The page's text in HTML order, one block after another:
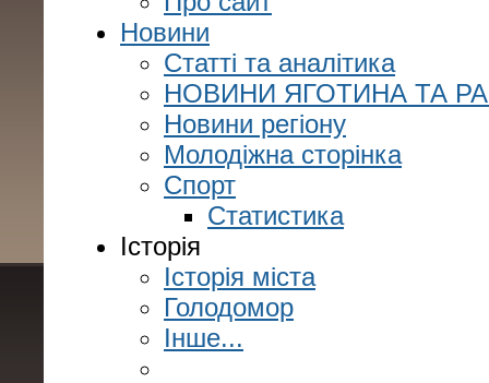
Новини
Статті та аналітика
НОВИНИ ЯГОТИНА ТА
Новини регіону
Молодіжна сторінка
Спорт
Статистика
Історія
Історія міста
Голодомор
Інше...